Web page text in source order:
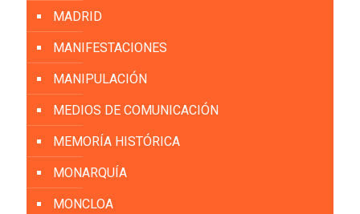
MADRID
MANIFESTACIONES
MANIPULACIÓN
MEDIOS DE COMUNICACIÓN
MEMORÍA HISTÓRICA
MONARQUÍA
MONCLOA